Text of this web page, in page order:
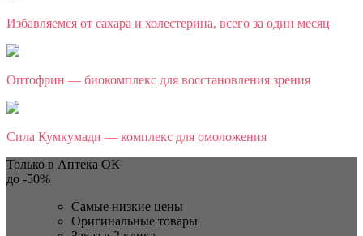
Избавляемся от сахара и холестерина, всего за один месяц
Оптофрин — биокомплекс для восстановления зрения
Сила Кумкумади — комплекс для омоложения
Только в Аптека ОК
до -50%
Самые низкие цены
Оригинальные товары